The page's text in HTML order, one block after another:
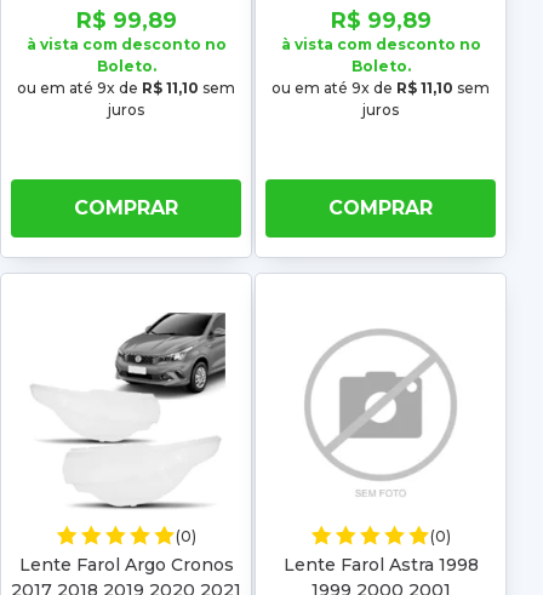
Lisa
R$ 99,89
à vista com desconto no
Boleto.
ou em até 9x de R$ 11,10 sem
juros
COMPRAR
R$ 99,89
à vista com desconto no
Boleto.
ou em até 9x de R$ 11,10 sem
juros
COMPRAR
(0)
Lente Farol Argo Cronos
2017 2018 2019 2020 2021
(0)
Lente Farol Astra 1998
1999 2000 2001